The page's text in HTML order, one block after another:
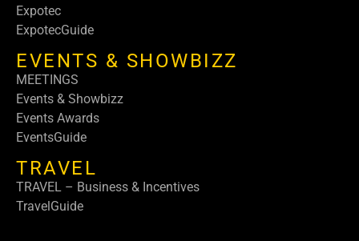
Expotec
ExpotecGuide
EVENTS & SHOWBIZZ
MEETINGS
Events & Showbizz
Events Awards
EventsGuide
TRAVEL
TRAVEL – Business & Incentives
TravelGuide